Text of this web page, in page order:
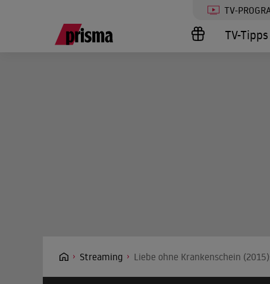
TV-
TV-Tipps
Streaming Liebe ohne Krankenschein